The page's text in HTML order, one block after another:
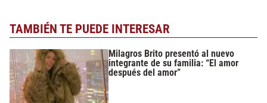
TAMBIÉN TE PUEDE INTERESAR
Milagros Brito presentó al nuevo
integrante de su familia: “El amor
después del amor”